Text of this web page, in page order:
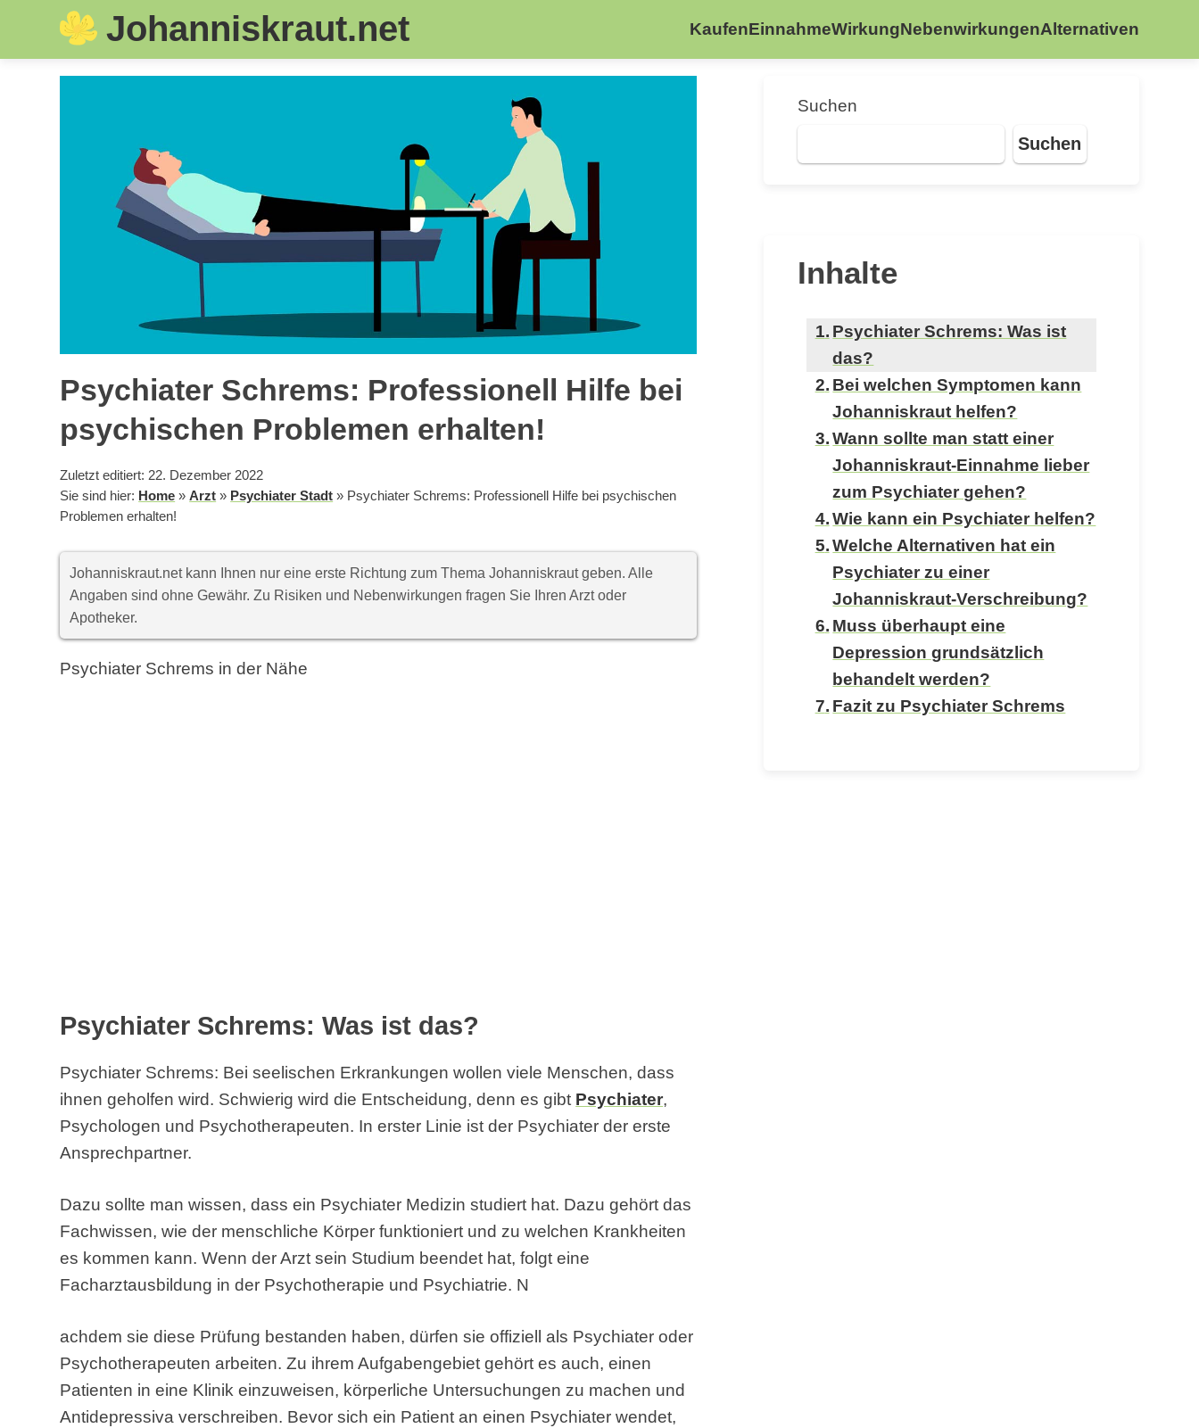
Johanniskraut.net KaufenEinnahmeWirkungNebenwirkungenAlternativen
Psychiater Schrems: Professionell Hilfe bei
psychischen Problemen erhalten!
Zuletzt editiert: 22. Dezember 2022
Sie sind hier: Home »Arzt » Psychiater Stadt » Psychiater Schrems: Professionell Hilfe bei psychischen
Problemen erhalten!
Johanniskraut.net kann Ihnen nur eine erste Richtung zum Thema Johanniskraut geben. Alle
Angaben sind ohne Gewähr. Zu Risiken und Nebenwirkungen fragen Sie Ihren Arzt oder
Apotheker.
Psychiater Schrems in der Nähe
Psychiater Schrems: Was ist das?
Psychiater Schrems: Bei seelischen Erkrankungen wollen viele Menschen, dass
ihnen geholfen wird. Schwierig wird die Entscheidung, denn es gibt Psychiater,
Psychologen und Psychotherapeuten. In erster Linie ist der Psychiater der erste
Ansprechpartner.
Dazu sollte man wissen, dass ein Psychiater Medizin studiert hat. Dazu gehört das
Fachwissen, wie der menschliche Körper funktioniert und zu welchen Krankheiten
es kommen kann. Wenn der Arzt sein Studium beendet hat, folgt eine
Facharztausbildung in der Psychotherapie und Psychiatrie. N
achdem sie diese Prüfung bestanden haben, dürfen sie offiziell als Psychiater oder
Psychotherapeuten arbeiten. Zu ihrem Aufgabengebiet gehört es auch, einen
Patienten in eine Klinik einzuweisen, körperliche Untersuchungen zu machen und
Antidepressiva verschreiben. Bevor sich ein Patient an einen Psychiater wendet,
Suchen
Suchen
Inhalte
Psychiater Schrems: Was ist
das?
Bei welchen Symptomen kann
Johanniskraut helfen?
Wann sollte man statt einer
Johanniskraut-Einnahme lieber
zum Psychiater gehen?
Wie kann ein Psychiater helfen?
Welche Alternativen hat ein
Psychiater zu einer
Johanniskraut-Verschreibung?
Muss überhaupt eine
Depression grundsätzlich
behandelt werden?
Fazit zu Psychiater Schrems